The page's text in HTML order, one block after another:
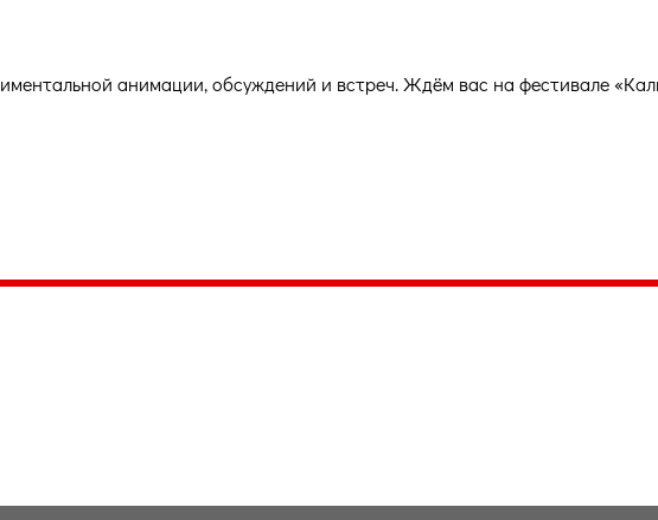
анимации, обсуждений и встреч. Ждём вас на фестивале